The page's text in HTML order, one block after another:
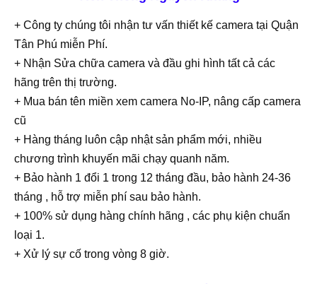
+ Công ty chúng tôi nhận tư vấn thiết kế camera tại Quận
Tân Phú miễn Phí.
+ Nhận Sửa chữa camera và đầu ghi hình tất cả các
hãng trên thị trường.
+ Mua bán tên miền xem camera No-IP, nâng cấp camera
cũ
+ Hàng tháng luôn cập nhật sản phẩm mới, nhiều
chương trình khuyến mãi chạy quanh năm.
+ Bảo hành 1 đổi 1 trong 12 tháng đầu, bảo hành 24-36
tháng , hỗ trợ miễn phí sau bảo hành.
+ 100% sử dụng hàng chính hãng , các phụ kiện chuẩn
loại 1.
+ Xử lý sự cố trong vòng 8 giờ.